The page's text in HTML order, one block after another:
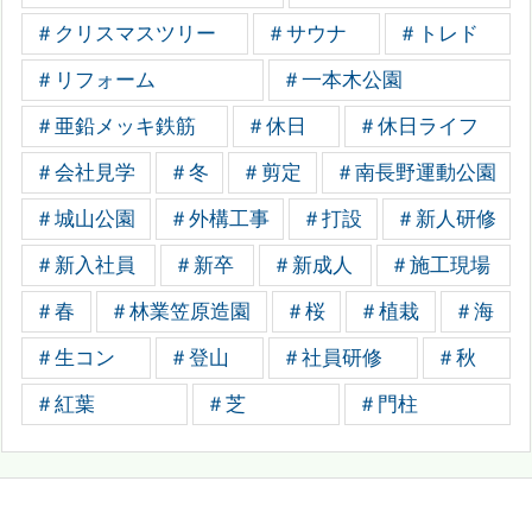
＃クリスマスツリー ＃サウナ ＃トレド
＃リフォーム ＃一本木公園
＃亜鉛メッキ鉄筋 ＃休日 ＃休日ライフ
＃会社見学 ＃冬 ＃剪定 ＃南長野運動公園
＃城山公園 ＃外構工事 ＃打設 ＃新人研修
＃新入社員 ＃新卒 ＃新成人 ＃施工現場
＃春 ＃林業笠原造園 ＃桜 ＃植栽 ＃海
＃生コン ＃登山 ＃社員研修 ＃秋
＃紅葉 ＃芝 ＃門柱